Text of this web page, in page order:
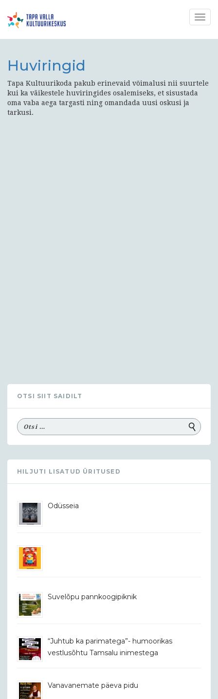
Huviringid
Tapa Kultuurikoda pakub erinevaid võimalusi nii suurtele
kui ka väikestele huviringides osalemiseks, et sisustada
oma vaba aega targasti ning omandada uusi oskusi ja
tarkusi.
OTSI SIIT SAIDILT
HILJUTI LISATUD ÜRITUSED
Odüsseia
Suvelõpu pannkoogipiknik
“Juhtub ka parimatega”- humoorikas
vestlusõhtu Tamsalu inimestega
Vanavanemate päeva pidu